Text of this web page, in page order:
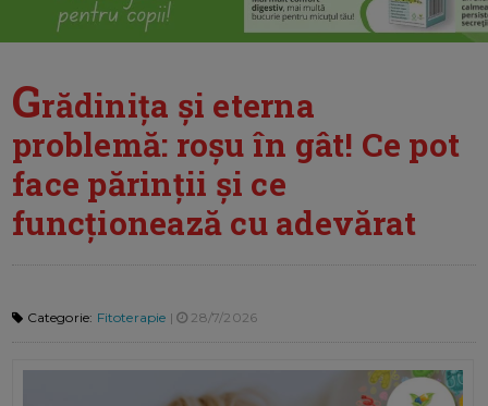
Grădinița și eterna
problemă: roșu în gât! Ce pot
face părinții și ce
funcționează cu adevărat
Categorie: Fitoterapie | 28/7/2026